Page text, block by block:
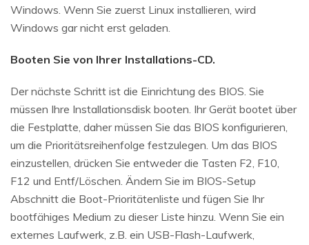
Windows. Wenn Sie zuerst Linux installieren, wird
Windows gar nicht erst geladen.
Booten Sie von Ihrer Installations-CD.
Der nächste Schritt ist die Einrichtung des BIOS. Sie
müssen Ihre Installationsdisk booten. Ihr Gerät bootet über
die Festplatte, daher müssen Sie das BIOS konfigurieren,
um die Prioritätsreihenfolge festzulegen. Um das BIOS
einzustellen, drücken Sie entweder die Tasten F2, F10,
F12 und Entf/Löschen. Ändern Sie im BIOS-Setup
Abschnitt die Boot-Prioritätenliste und fügen Sie Ihr
bootfähiges Medium zu dieser Liste hinzu. Wenn Sie ein
externes Laufwerk, z.B. ein USB-Flash-Laufwerk,